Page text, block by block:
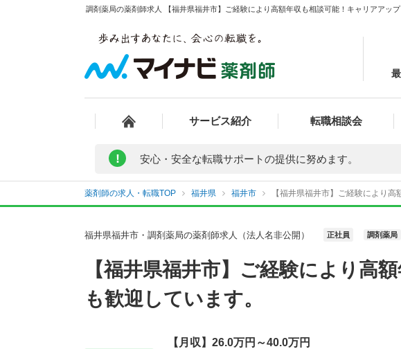
調剤薬局の薬剤師求人 【福井県福井市】ご経験により高額年収も相談可能！キャリアアッ
サービス紹介 転職相談会
! 安心・安全な転職サポートの提供に努めます。
薬剤師の求人・転職TOP 福井県 福井市 【福井県福井市】ご経験により
福井県福井市・調剤薬局の薬剤師求人（法人名非公開） 正社員 調剤薬局
【福井県福井市】ご経験により高
も歓迎しています。
【月収】26.0万円～40.0万円